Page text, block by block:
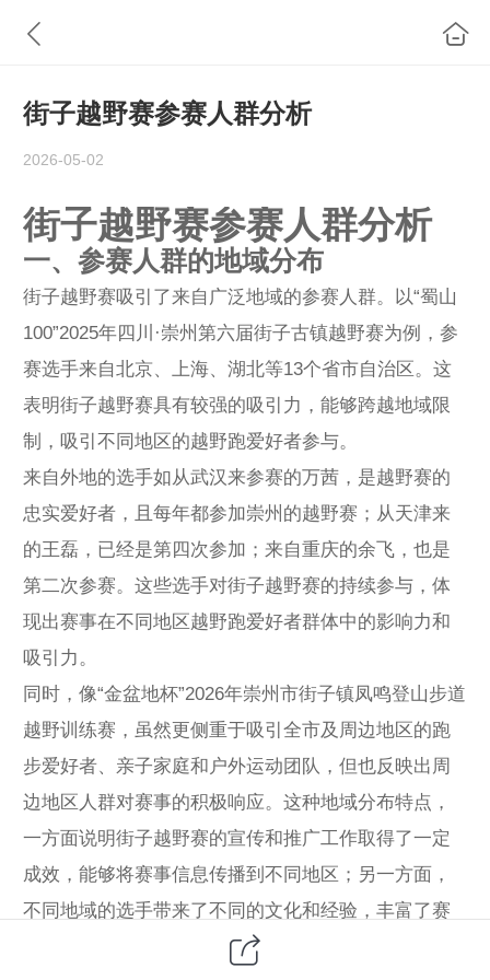
街子越野赛参赛人群分析
2026-05-02
街子越野赛参赛人群分析
一、参赛人群的地域分布
街子越野赛吸引了来自广泛地域的参赛人群。以“蜀山
100”2025年四川·崇州第六届街子古镇越野赛为例，参
赛选手来自北京、上海、湖北等13个省市自治区。这
表明街子越野赛具有较强的吸引力，能够跨越地域限
制，吸引不同地区的越野跑爱好者参与。
来自外地的选手如从武汉来参赛的万茜，是越野赛的
忠实爱好者，且每年都参加崇州的越野赛；从天津来
的王磊，已经是第四次参加；来自重庆的余飞，也是
第二次参赛。这些选手对街子越野赛的持续参与，体
现出赛事在不同地区越野跑爱好者群体中的影响力和
吸引力。
同时，像“金盆地杯”2026年崇州市街子镇凤鸣登山步道
越野训练赛，虽然更侧重于吸引全市及周边地区的跑
步爱好者、亲子家庭和户外运动团队，但也反映出周
边地区人群对赛事的积极响应。这种地域分布特点，
一方面说明街子越野赛的宣传和推广工作取得了一定
成效，能够将赛事信息传播到不同地区；另一方面，
不同地域的选手带来了不同的文化和经验，丰富了赛